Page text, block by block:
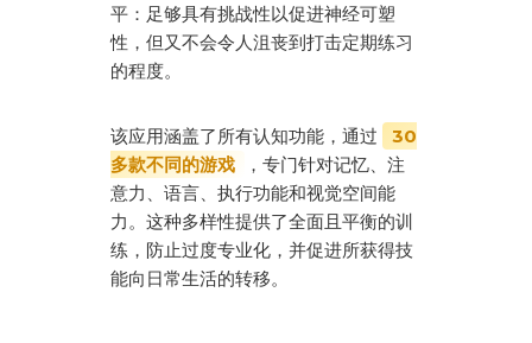
平：足够具有挑战性以促进神经可塑
性，但又不会令人沮丧到打击定期练习
的程度。
该应用涵盖了所有认知功能，通过
30
多款不同的游戏
，专门针对记忆、注
意力、语言、执行功能和视觉空间能
力。这种多样性提供了全面且平衡的训
练，防止过度专业化，并促进所获得技
能向日常生活的转移。